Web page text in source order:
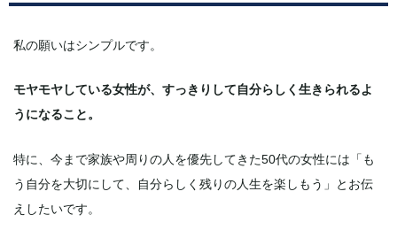
私の願いはシンプルです。
モヤモヤしている女性が、すっきりして自分らしく生きられるよ
うになること。
特に、今まで家族や周りの人を優先してきた50代の女性には「も
う自分を大切にして、自分らしく残りの人生を楽しもう」とお伝
えしたいです。